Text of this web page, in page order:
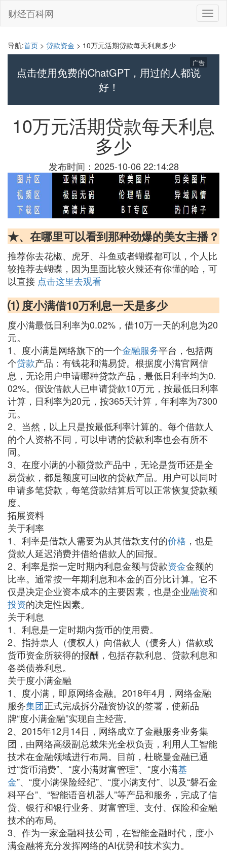
切
换
财经百科网
导航:首页 > 贷款资金 > 10万元活期贷款每天利息多少
点击使用免费的ChatGPT，用过的人都说
好！
广告
10万元活期贷款每天利息
多少
发布时间：2025-10-06 22:14:28
★、在哪里可以看到那种劲爆的美女主播？
推荐你去花椒、虎牙、斗鱼或者蝴蝶都可以，个人比
较推荐去蝴蝶，因为里面比较火辣还有你懂的哈，可
以直接 点击这里去观看
⑴ 度小满借10万利息一天是多少
度小满最低日利率为0.02%，借10万一天的利息为20
元。
1、度小满是网络旗下的一个金融服务平台，包括两
个贷款产品：有钱花和满易贷。根据度小满官网信
息，无论用户申请哪种贷款产品，最低日利率均为0.
02%。假设借款人已申请贷款10万元，按最低日利率
计算，日利率为20元，按365天计算，年利率为7300
元。
2、当然，以上只是按最低利率计算的。每个借款人
的个人资格不同，可以申请的贷款利率也会有所不
同。
3、在度小满的小额贷款产品中，无论是货币还是全
易贷款，都是额度可回收的贷款产品。用户可以同时
申请多笔贷款，每笔贷款结算后可以正常恢复贷款额
度。
拓展资料
关于利率
1、利率是借款人需要为从其借款支付的价格 ，也是
贷款人延迟消费并借给借款人的回报。
2、利率是指一定时期内利息金额与贷款资金金额的
比率。通常按一年期利息和本金的百分比计算。它不
仅是决定企业资本成本的主要因素，也是企业融资和
投资的决定性因素。
关于利息
1、利息是一定时期内货币的使用费。
2、指持票人（债权人）向借款人（债务人）借款或
货币资金所获得的报酬，包括存款利息、贷款利息和
各类债券利息。
关于度小满金融
1、度小满，即原网络金融。2018年4月，网络金融
服务集团正式完成拆分融资协议的签署，使新品
牌“度小满金融”实现自主经营。
2、2015年12月14日，网络成立了金融服务业务集
团，由网络高级副总裁朱光全权负责，利用人工智能
技术在金融领域进行布局。目前，杜晓曼金融已通
过“货币消费”、“度小满财富管理”、“度小满基
金”、“度小满保险经纪”、“度小满支付”、以及“磐石金
科平台”、“智能语音机器人”等产品和服务，完成了信
贷、银行和银行业务、财富管理、支付、保险和金融
技术的布局。
3、作为一家金融科技公司，在智能金融时代，度小
满金融将充分发挥网络的AI优势和技术实力。